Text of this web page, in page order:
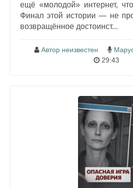
ещё «молодой» интернет,
Финал этой истории — не
возвращённое достоинст...
Автор неизвестен
29:43